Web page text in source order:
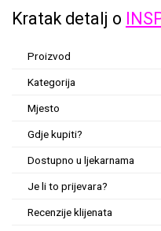
Kratak detalj o
Proizvod
Kategorija
Mjesto
Gdje kupiti?
Dostupno u ljekarnama
Je li to prijevara?
Recenzije klijenata